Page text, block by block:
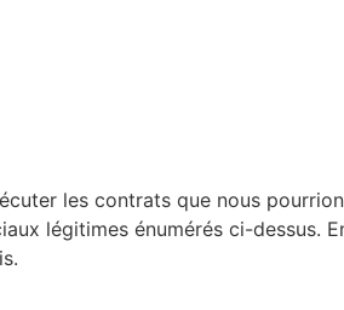
les contrats que nous
légitimes énumérés ci-dessus.